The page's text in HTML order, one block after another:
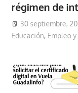
régimen de
30 septiembre,
Educación, Empleo